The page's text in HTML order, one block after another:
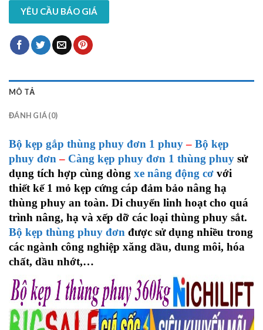
YÊU CẦU BÁO GIÁ
MÔ TẢ
ĐÁNH GIÁ (0)
Bộ kẹp gắp thùng phuy đơn 1 phuy– Bộ kẹp
phuy đơn– Càng kẹp phuy đơn 1 thùng phuy sử
dụng tích hợp cùng dòng xe nâng động cơ với
thiết kế 1 mỏ kẹp cứng cáp đảm bảo nâng hạ
thùng phuy an toàn. Di chuyển linh hoạt cho quá
trình nâng, hạ và xếp dỡ các loại thùng phuy sắt.
Bộ kẹp thùng phuy đơn được sử dụng nhiều trong
các ngành công nghiệp xăng dầu, dung môi, hóa
chất, dầu nhớt,…